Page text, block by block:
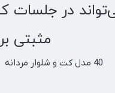
در جلسات
مثبتی